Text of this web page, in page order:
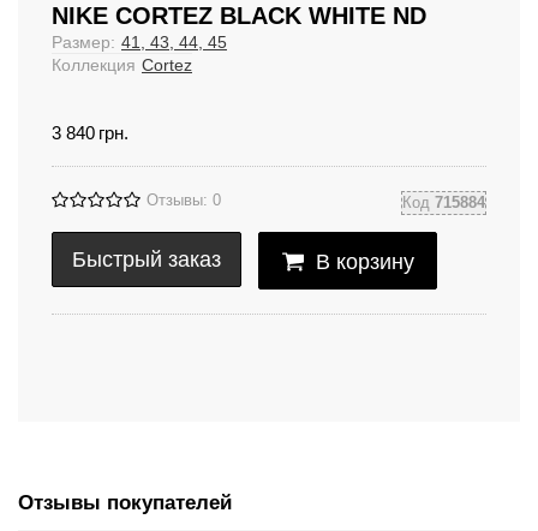
NIKE CORTEZ BLACK WHITE ND
Размер: 41, 43, 44, 45
Коллекция Cortez
3 840 грн.
Отзывы: 0 Код 715884
Быстрый заказ В корзину
Отзывы покупателей